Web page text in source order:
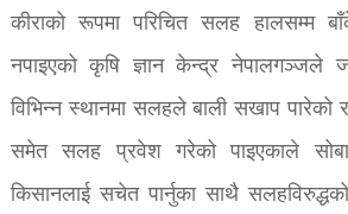
कीराको रूपमा परिचित सलह हालसम्म
नपाइएको कृषि ज्ञान केन्द्र नेपालगञ्जले
विभिन्न स्थानमा सलहले बाली सखाप पारेको
समेत सलह प्रवेश गरेको पाइएकाले
किसानलाई सचेत पार्नुका साथै सलहविरुद्धको